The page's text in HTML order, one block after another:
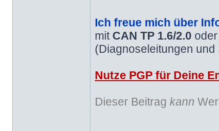
Ich freue mich über
mit CAN TP 1.6/2.0
(Diagnoseleitungen
Nutze PGP für Deine
Dieser Beitrag kann